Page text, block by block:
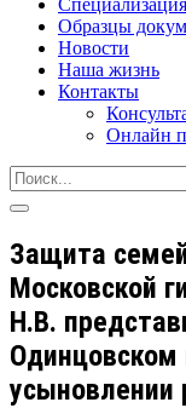
Специализация
Образцы
Новости
Наша жизнь
Контакты
Онлайн
Защита
Московской
Н.В.
Одинцовском
усыновлении